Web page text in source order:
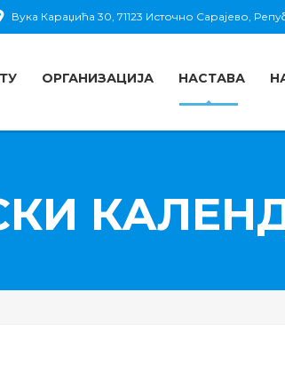
Вука Караџића 30, 71123 Источно Сарајево,
ОРГАНИЗАЦИЈА НАСТАВА